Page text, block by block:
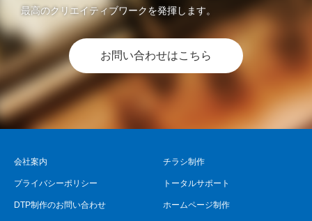
最高のクリエイティブワークを発揮します。
お問い合わせはこちら
会社案内
プライバシーポリシー
DTP制作のお問い合わせ
チラシ制作
トータルサポート
ホームページ制作